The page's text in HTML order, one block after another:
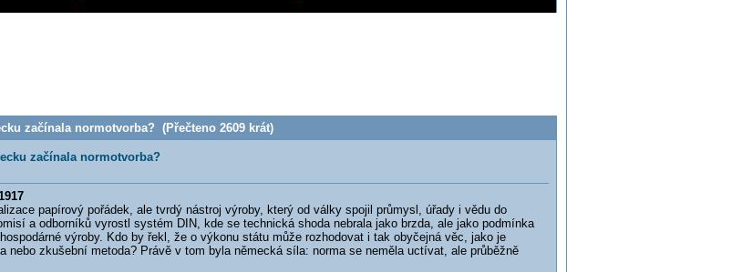
začínala normotvorba? (Přečteno 2609 krát)
začínala normotvorba?
papírový pořádek, ale tvrdý nástroj výroby, který od války spojil průmysl, úřady i vědu do
a odborníků vyrostl systém DIN, kde se technická shoda nebrala jako brzda, ale jako podmínka
výroby. Kdo by řekl, že o výkonu státu může rozhodovat i tak obyčejná věc, jako je
nebo zkušební metoda? Právě v tom byla německá síla: norma se neměla uctívat, ale průběžně